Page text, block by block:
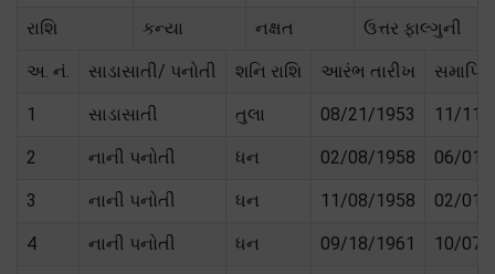
રાશિ કન્યા નક્ષત ઉત્તર ફાલ્ગુની
અ. નં. સાડાસાતી/ પનોતી શનિ રાશિ આરંભ તારીખ સમાપ્તિ
1 સાડાસાતી તુલા 08/21/1953 11/11/
2 નાની પનોતી ધન 02/08/1958 06/01/
3 નાની પનોતી ધન 11/08/1958 02/01/
4 નાની પનોતી ધન 09/18/1961 10/07/